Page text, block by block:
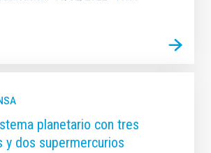
planetario con tres
y dos supermercurios